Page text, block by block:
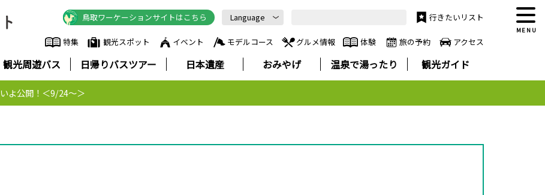
MENU
特集 観光スポット イベント モデルコース グルメ情報 体験 旅の予約 アクセス
Language
中文简体
中文繁體
한국어
ภาษาไทย
行きたいリスト
鳥取ワーケーションサイトはこちら
観光周遊バス 日帰りバスツアー 日本遺産 おみやげ 温泉で湯ったり 観光ガイド
よ公開！＜9/24～＞